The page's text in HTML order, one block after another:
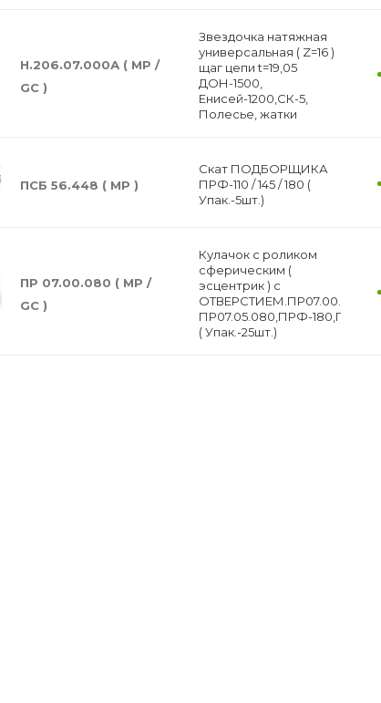
Н.206.07.000А ( МР /
GC )
Звездочка натяжная
универсальная ( Z=16 )
щаг цепи t=19,05
ДОН-1500,
Енисей-1200,СК-5,
Полесье, жатки
ПСБ 56.448 ( МР )
Скат ПОДБОРЩИКА
ПРФ-110 / 145 / 180 (
Упак.-5шт.)
ПР 07.00.080 ( МP /
GC )
Кулачок с роликом
сферическим (
эсцентрик ) с
ОТВЕРСТИЕМ.ПР07.00.080/
ПР07.05.080,ПРФ-180,ПРФ-145
( Упак.-25шт.)